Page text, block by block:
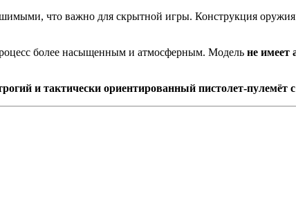
что важно для скрытной игры. Конструкция
более насыщенным и атмосферным. Модель не имеет
и тактически ориентированный пистолет-пулемёт